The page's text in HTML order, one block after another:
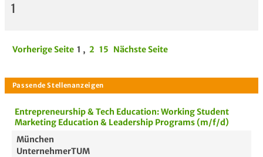
1
Vorherige Seite 1 , 2 15 Nächste Seite
Entrepreneurship & Tech Education: Working Student
Marketing Education & Leadership Programs (m/f/d)
München
UnternehmerTUM